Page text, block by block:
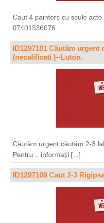
Caut 4 painters cu scule
07401536076
ID1297101 Căutăm urgent
(necalificati )--Luton.
Căutăm urgent căutăm 2-3
Pentru .. informații [...]
ID1297109 Caut 2-3